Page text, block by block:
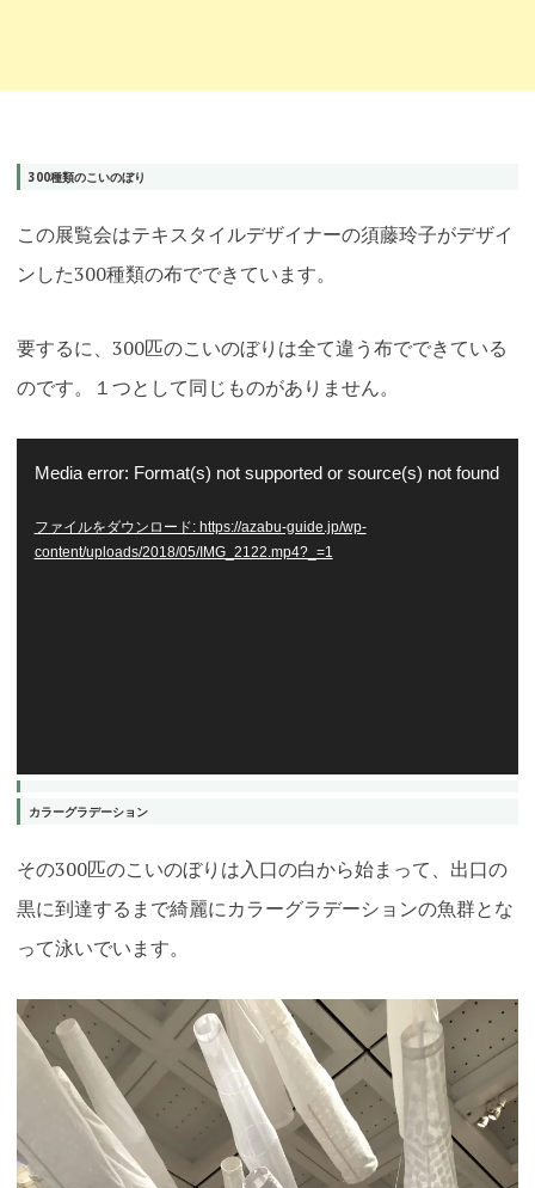
300種類のこいのぼり
この展覧会はテキスタイルデザイナーの須藤玲子がデザイ
ンした300種類の布でできています。
要するに、300匹のこいのぼりは全て違う布でできている
のです。１つとして同じものがありません。
プ
Media error: Format(s) not supported or source(s) not found
ファイルをダウンロード: https://azabu-guide.jp/wp-
content/uploads/2018/05/IMG_2122.mp4?_=1
カラーグラデーション
その300匹のこいのぼりは入口の白から始まって、出口の
黒に到達するまで綺麗にカラーグラデーションの魚群とな
って泳いでいます。